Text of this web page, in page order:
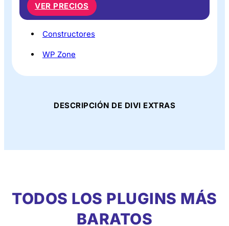
VER PRECIOS
Constructores
WP Zone
DESCRIPCIÓN DE DIVI EXTRAS
TODOS LOS PLUGINS MÁS
BARATOS